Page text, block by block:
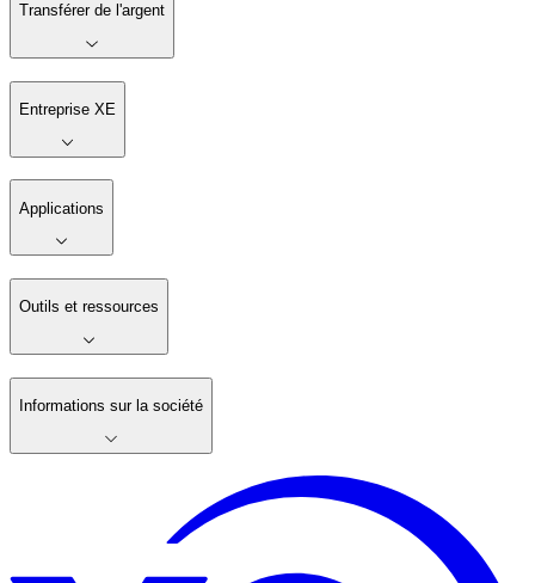
Transférer de l'argent
Entreprise XE
Applications
Outils et ressources
Informations sur la société